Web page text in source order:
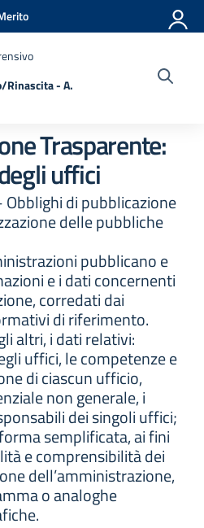
Rinascita - A.
Trasparente:
uffici
Obblighi di pubblicazione
delle pubbliche
pubblicano e
e i dati concernenti
corredati dai
di riferimento.
altri, i dati relativi:
uffici, le competenze e
di ciascun ufficio,
non generale, i
dei singoli uffici;
semplificata, ai fini
e comprensibilità dei
dell’amministrazione,
o analoghe